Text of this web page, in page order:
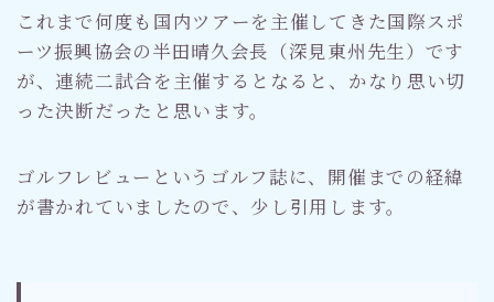
これまで何度も国内ツアーを主催してきた国際スポ
ーツ振興協会の半田晴久会長（深見東州先生）です
が、連続二試合を主催するとなると、かなり思い切
った決断だったと思います。
ゴルフレビューというゴルフ誌に、開催までの経緯
が書かれていましたので、少し引用します。